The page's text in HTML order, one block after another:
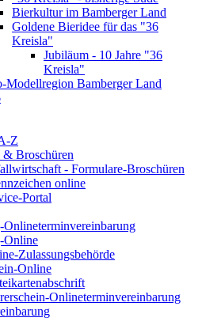
Bierkultur im Bamberger Land
Goldene Bieridee für das "36
Kreisla"
Jubiläum - 10 Jahre "36
Kreisla"
Modellregion Bamberger Land
Z
& Broschüren
- Formulare-Broschüren
online
Portal
Onlineterminvereinbarung
Online
Zulassungsbehörde
Online
Onlineterminvereinbarung